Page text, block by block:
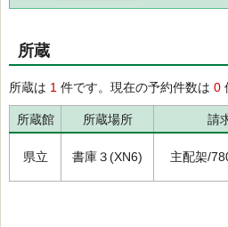
所蔵
所蔵は 1 件です。現在の予約件数は 0
所蔵館 所蔵場所 請
県立 書庫３(XN6) 主配架/